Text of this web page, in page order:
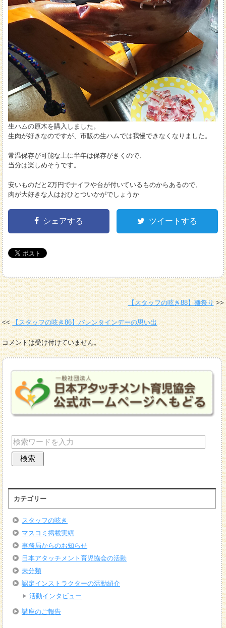
生ハムの原木を購入しました。
生肉が好きなのですが、市販の生ハムでは我慢できなくなりました。
常温保存が可能な上に半年は保存がきくので、
当分は楽しめそうです。
安いものだと2万円でナイフや台が付いているものからあるので、
肉が大好きな人はおひとついかがでしょうか
シェアする ツイートする
【スタッフの呟き88】雛祭り
【スタッフの呟き86】バレンタインデーの思い出
コメントは受け付けていません。
カテゴリー
スタッフの呟き
マスコミ掲載実績
事務局からのお知らせ
日本アタッチメント育児協会の活動
未分類
認定インストラクターの活動紹介
活動インタビュー
講座のご報告